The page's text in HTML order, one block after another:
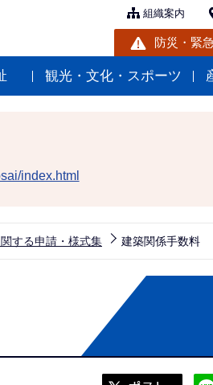
組織案内
防災・緊
観光・文化・スポーツ
index.html
する申請・様式集 建築関係手数料